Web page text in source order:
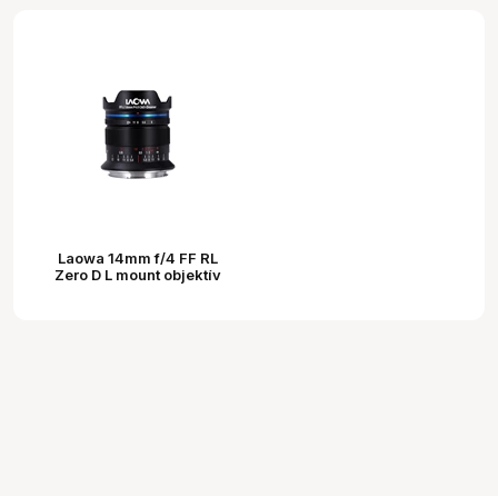
Laowa 14mm f/4 FF RL
Zero D L mount objektív